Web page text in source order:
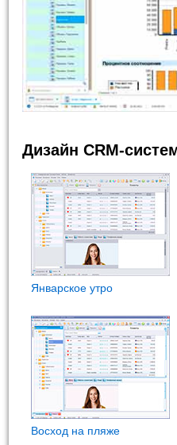
Дизайн CRM-
Январское утро
Восход на пляже